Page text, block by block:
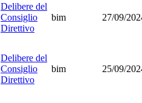
Delibere del
Consiglio
Direttivo
bim 27/09/
Delibere del
Consiglio
Direttivo
bim 25/09/